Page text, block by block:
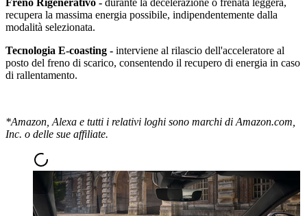
Freno Rigenerativo - durante la decelerazione o frenata leggera,
recupera la massima energia possibile, indipendentemente dalla
modalità selezionata.
Tecnologia E-coasting - interviene al rilascio dell'acceleratore al
posto del freno di scarico, consentendo il recupero di energia in caso
di rallentamento.
*Amazon, Alexa e tutti i relativi loghi sono marchi di Amazon.com,
Inc. o delle sue affiliate.